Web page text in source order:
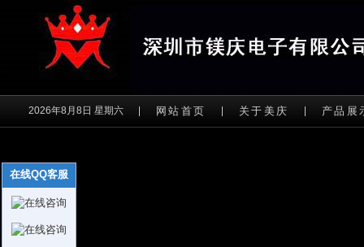
在线QQ客服
2026年8月8日 星期六 网站首页 关于美庆 产品展